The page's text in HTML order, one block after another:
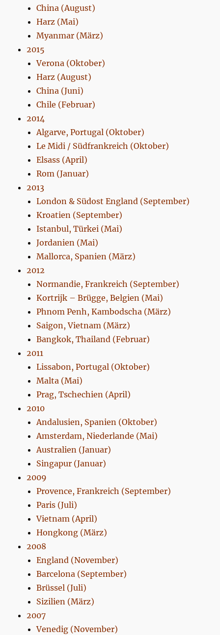
China (August)
Harz (Mai)
Myanmar (März)
2015
Verona (Oktober)
Harz (August)
China (Juni)
Chile (Februar)
2014
Algarve, Portugal (Oktober)
Le Midi / Südfrankreich (Oktober)
Elsass (April)
Rom (Januar)
2013
London & Südost England (September)
Kroatien (September)
Istanbul, Türkei (Mai)
Jordanien (Mai)
Mallorca, Spanien (März)
2012
Normandie, Frankreich (September)
Kortrijk – Brügge, Belgien (Mai)
Phnom Penh, Kambodscha (März)
Saigon, Vietnam (März)
Bangkok, Thailand (Februar)
2011
Lissabon, Portugal (Oktober)
Malta (Mai)
Prag, Tschechien (April)
2010
Andalusien, Spanien (Oktober)
Amsterdam, Niederlande (Mai)
Australien (Januar)
Singapur (Januar)
2009
Provence, Frankreich (September)
Paris (Juli)
Vietnam (April)
Hongkong (März)
2008
England (November)
Barcelona (September)
Brüssel (Juli)
Sizilien (März)
2007
Venedig (November)